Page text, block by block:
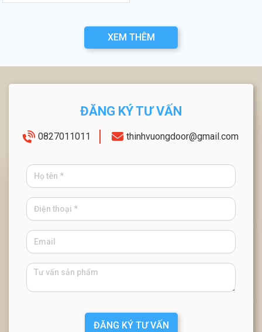
XEM THÊM
ĐĂNG KÝ TƯ VẤN
0827011011 thinhvuongdoor@gmail.com
ĐĂNG KÝ TƯ VẤN